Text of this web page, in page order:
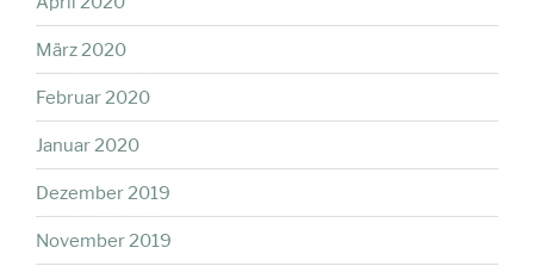
März 2020
Februar 2020
Januar 2020
Dezember 2019
November 2019